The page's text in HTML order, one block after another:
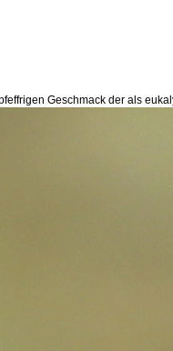
Geschmack der als